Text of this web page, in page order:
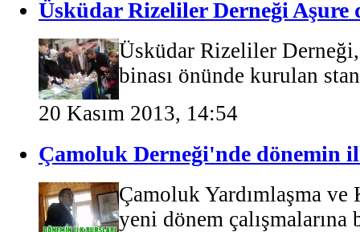
Üsküdar Rizeliler Derneği Aşure
Üsküdar Rizeliler
binası önünde kurulan
20 Kasım 2013, 14:54
Çamoluk Derneği'nde dönemin
Çamoluk Yardımlaşma
yeni dönem çalışmalarına